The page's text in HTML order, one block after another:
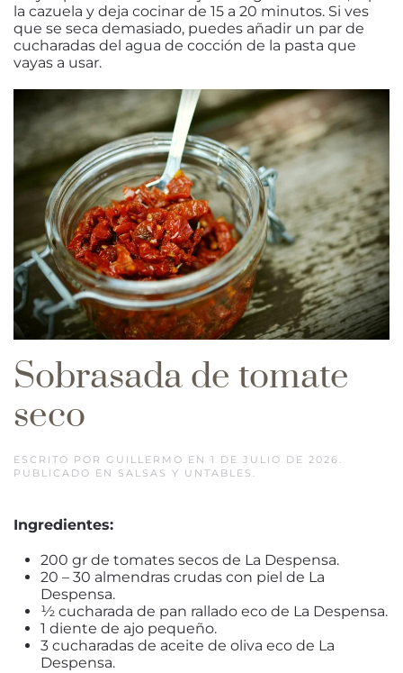
la cazuela y deja cocinar de 15 a 20 minutos. Si ves
que se seca demasiado, puedes añadir un par de
cucharadas del agua de cocción de la pasta que
vayas a usar.
Sobrasada de tomate
seco
ESCRITO POR GUILLERMO EN 1 DE JULIO DE 2026 .
PUBLICADO EN SALSAS Y UNTABLES .
Ingredientes:
200 gr de tomates secos de La Despensa.
20 – 30 almendras crudas con piel de La
Despensa.
½ cucharada de pan rallado eco de La Despensa.
1 diente de ajo pequeño.
3 cucharadas de aceite de oliva eco de La
Despensa.